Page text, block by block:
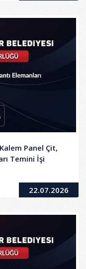
Panel Çit,
Temini İşi
22.07.2026